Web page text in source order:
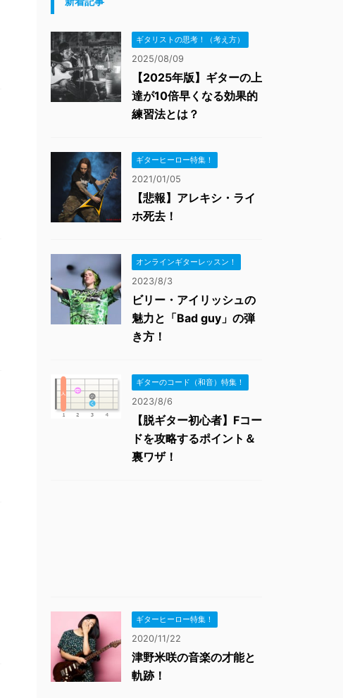
ギタリストの思考！（考え方）
2025/08/09
【2025年版】ギターの上
達が10倍早くなる効果的
練習法とは？
ギターヒーロー特集！
2021/01/05
【悲報】アレキシ・ライ
ホ死去！
オンラインギターレッスン！
2023/8/3
ビリー・アイリッシュの
魅力と「Bad guy」の弾
き方！
ギターのコード（和音）特集！
2023/8/6
【脱ギター初心者】Fコー
ドを攻略するポイント＆
裏ワザ！
ギターヒーロー特集！
2020/11/22
津野米咲の音楽の才能と
軌跡！